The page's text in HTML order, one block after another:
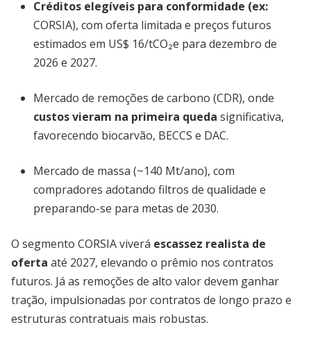
Créditos elegíveis para conformidade (ex:
CORSIA), com oferta limitada e preços futuros
estimados em US$ 16/tCO₂e para dezembro de
2026 e 2027.
Mercado de remoções de carbono (CDR), onde
custos vieram na primeira queda significativa,
favorecendo biocarvão, BECCS e DAC.
Mercado de massa (~140 Mt/ano), com
compradores adotando filtros de qualidade e
preparando-se para metas de 2030.
O segmento CORSIA viverá escassez realista de
oferta até 2027, elevando o prêmio nos contratos
futuros. Já as remoções de alto valor devem ganhar
tração, impulsionadas por contratos de longo prazo e
estruturas contratuais mais robustas.